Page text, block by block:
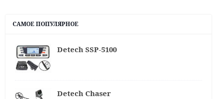
САМОЕ ПОПУЛЯРНОЕ
Detech SSP-5100
Detech Chaser